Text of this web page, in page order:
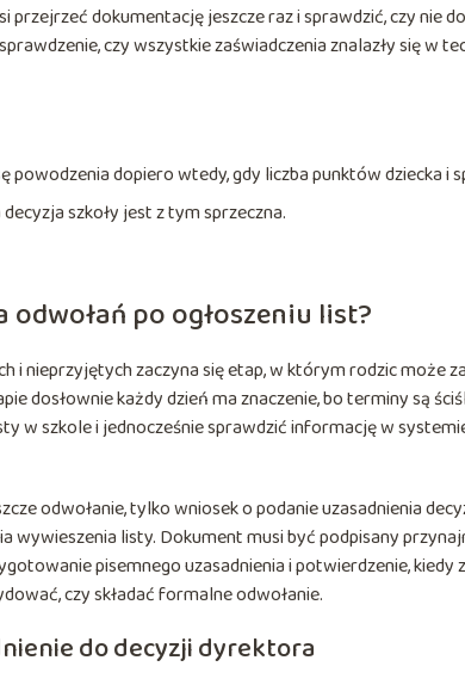
przejrzeć dokumentację jeszcze raz i sprawdzić, czy nie
czy wszystkie zaświadczenia znalazły się w
powodzenia dopiero wtedy, gdy liczba punktów dziecka i
szkoły jest z tym sprzeczna.
odwołań po ogłoszeniu list?
i nieprzyjętych zaczyna się etap, w którym rodzic może
dosłownie każdy dzień ma znaczenie, bo terminy są
w szkole i jednocześnie sprawdzić informację w
odwołanie, tylko wniosek o podanie uzasadnienia
wywieszenia listy. Dokument musi być podpisany
pisemnego uzasadnienia i potwierdzenie,
czy składać formalne odwołanie.
do decyzji dyrektora